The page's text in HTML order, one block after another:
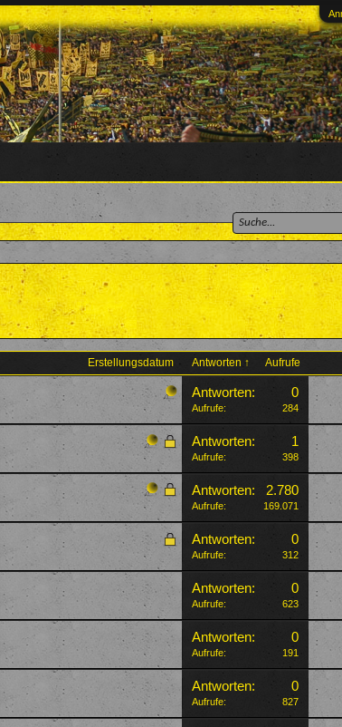
Erstellungsdatum Antworten ↑ Aufrufe
Antworten: 0
Aufrufe: 284
Antworten: 1
Aufrufe: 398
Antworten: 2.780
Aufrufe: 169.071
Antworten: 0
Aufrufe: 312
Antworten: 0
Aufrufe: 623
Antworten: 0
Aufrufe: 191
Antworten: 0
Aufrufe: 827